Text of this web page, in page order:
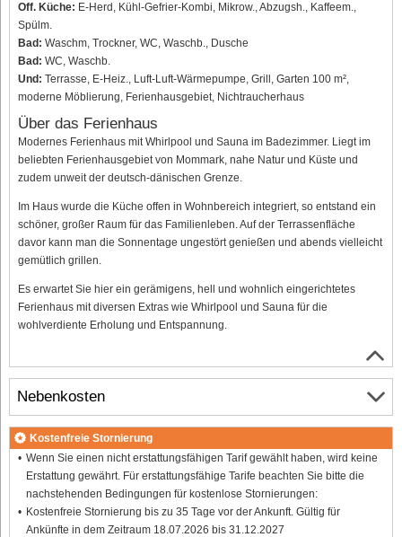
Off. Küche: E-Herd, Kühl-Gefrier-Kombi, Mikrow., Abzugsh., Kaffeem.,
Spülm.
Bad: Waschm, Trockner, WC, Waschb., Dusche
Bad: WC, Waschb.
Und: Terrasse, E-Heiz., Luft-Luft-Wärmepumpe, Grill, Garten 100 m²,
moderne Möblierung, Ferienhausgebiet, Nichtraucherhaus
Über das Ferienhaus
Modernes Ferienhaus mit Whirlpool und Sauna im Badezimmer. Liegt im
beliebten Ferienhausgebiet von Mommark, nahe Natur und Küste und
zudem unweit der deutsch-dänischen Grenze.
Im Haus wurde die Küche offen in Wohnbereich integriert, so entstand ein
schöner, großer Raum für das Familienleben. Auf der Terrassenfläche
davor kann man die Sonnentage ungestört genießen und abends vielleicht
gemütlich grillen.
Es erwartet Sie hier ein gerämigens, hell und wohnlich eingerichtetes
Ferienhaus mit diversen Extras wie Whirlpool und Sauna für die
wohlverdiente Erholung und Entspannung.
Nebenkosten
Kostenfreie Stornierung
Wenn Sie einen nicht erstattungsfähigen Tarif gewählt haben, wird keine
Erstattung gewährt. Für erstattungsfähige Tarife beachten Sie bitte die
nachstehenden Bedingungen für kostenlose Stornierungen:
Kostenfreie Stornierung bis zu 35 Tage vor der Ankunft. Gültig für
Ankünfte in dem Zeitraum 18.07.2026 bis 31.12.2027